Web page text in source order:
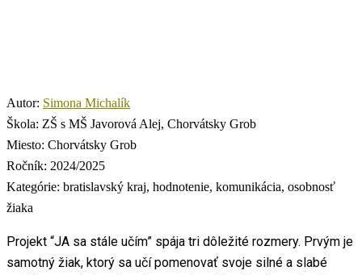
Autor: Simona Michalík
Škola: ZŠ s MŠ Javorová Alej, Chorvátsky Grob
Miesto: Chorvátsky Grob
Ročník: 2024/2025
Kategórie: bratislavský kraj, hodnotenie, komunikácia, osobnosť
žiaka
Projekt “JA sa stále učím” spája tri dôležité rozmery. Prvým je
samotný žiak, ktorý sa učí pomenovať svoje silné a slabé